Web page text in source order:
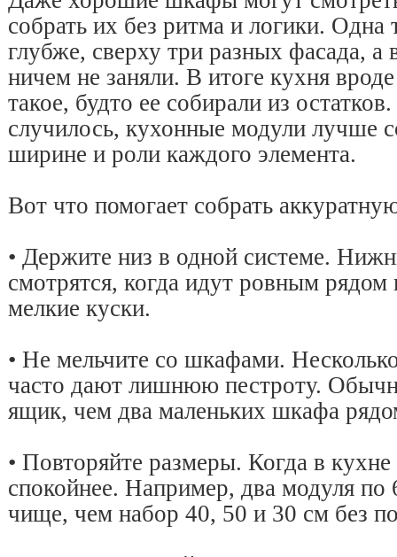
собрать их без ритма и логики. Одна
глубже, сверху три разных фасада, а
ничем не заняли. В итоге кухня
такое, будто ее собирали из
случилось, кухонные модули лучше
ширине и роли каждого элемента.
Вот что помогает собрать
• Держите низ в одной системе.
смотрятся, когда идут ровным
мелкие куски.
• Не мельчите со шкафами.
часто дают лишнюю пестроту.
ящик, чем два маленьких шкафа
• Повторяйте размеры. Когда в
спокойнее. Например, два модуля по
чище, чем набор 40, 50 и 30 см без